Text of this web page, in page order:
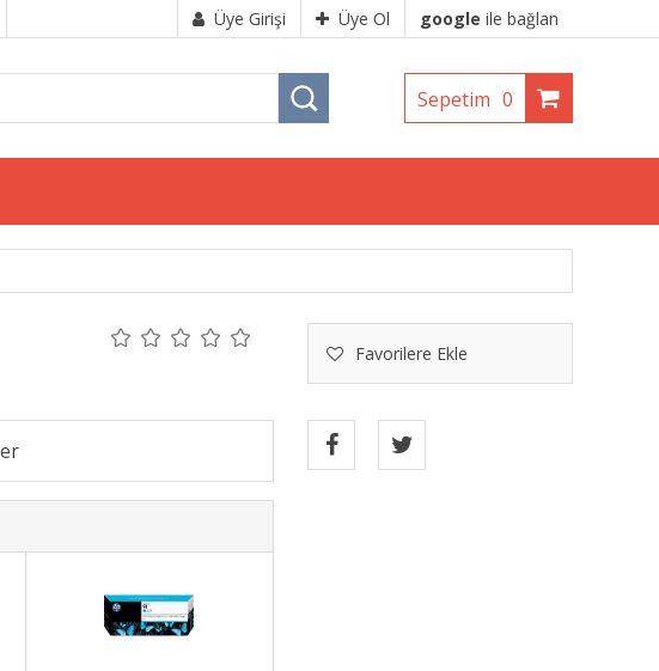
Üye Girişi Üye Ol google ile bağlan
Sepetim 0
Favorilere Ekle